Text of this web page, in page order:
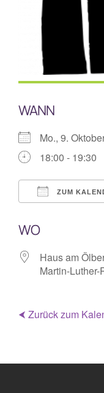
WANN
Mo., 9.
18:00 - 19:30
ZUM
WO
Haus am
Martin-
⮜ Zurück zum